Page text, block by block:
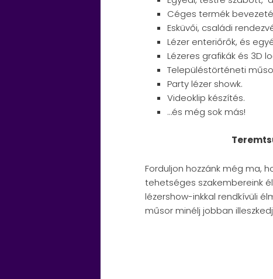
Céges termék
Esküvői, családi
Lézer enteriőrők, és
Lézeres grafikák és 3D
Településtörténeti
Party lézer showk.
Videoklip készítés.
…és még sok más!
Forduljon hozzánk még ma,
tehetséges szakembereink
lézershow-inkkal rendkívüli
műsor minélj jobban